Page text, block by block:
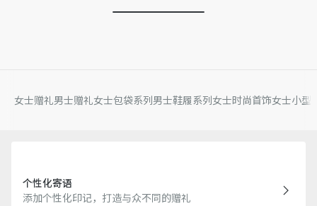
女士赠礼男士赠礼女士包袋系列男士鞋履系列女士时尚首饰女士小型
个性化寄语
添加个性化印记，打造与众不同的赠礼